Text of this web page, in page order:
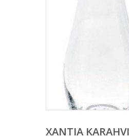
XANTIA